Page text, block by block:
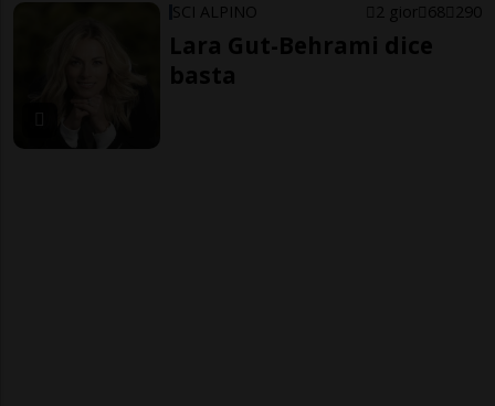
SCI ALPINO 2 gior 68 290
Lara Gut-Behrami dice
basta